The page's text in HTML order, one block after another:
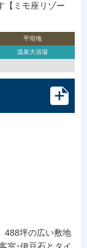
【ミモ座リゾー
平坦地
温泉大浴場
488坪の広い敷地